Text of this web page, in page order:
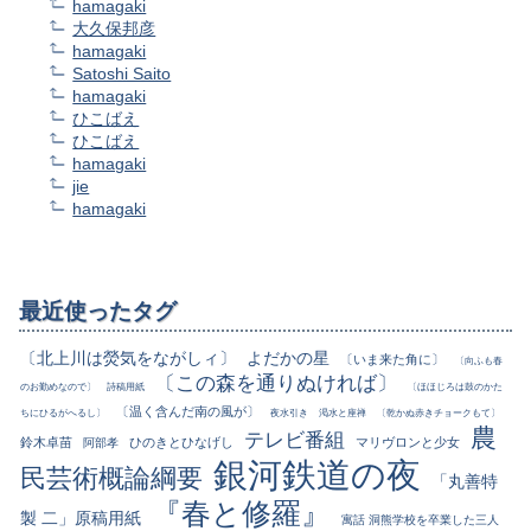
hamagaki
大久保邦彦
hamagaki
Satoshi Saito
hamagaki
ひこばえ
ひこばえ
hamagaki
jie
hamagaki
最近使ったタグ
〔北上川は熒気をながしィ〕 よだかの星 〔いま来た角に〕 〔向ふも春
のお勤めなので〕 詩稿用紙 〔この森を通りぬければ〕 〔ほほじろは鼓のかた
ちにひるがへるし〕 〔温く含んだ南の風が〕 夜水引き 渇水と座禅 〔乾かぬ赤きチョークもて〕
鈴木卓苗 阿部孝 ひのきとひなげし テレビ番組 マリヴロンと少女
農
民芸術概論綱要 銀河鉄道の夜
「丸善特
製 二」原稿用紙
『春と修羅』 寓話 洞熊学校を卒業した三人